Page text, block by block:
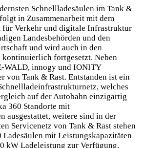
Schnellladesäulen im Tank &
in Zusammenarbeit mit dem
für Verkehr und digitale Infrastruktur
Landesbehörden und den
und wird auch in den
kontinuierlich fortgesetzt. Neben
WALD, innogy und IONITY
von Tank & Rast. Entstanden ist ein
welches
auf der Autobahn einzigartig
360 Standorte mit
ausgestattet, weitere sind in der
Servicenetz von Tank & Rast stehen
mit Leistungskapazitäten
kW Ladeleistung zur Verfügung.